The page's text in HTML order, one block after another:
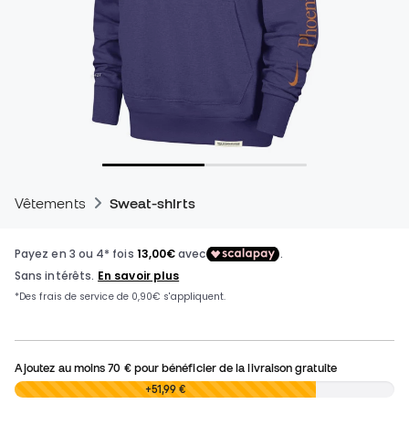
Vêtements Sweat-shirts
Ajoutez au moins70 €pour bénéficier de la livraison gratuite
0,00 € +51,99 €